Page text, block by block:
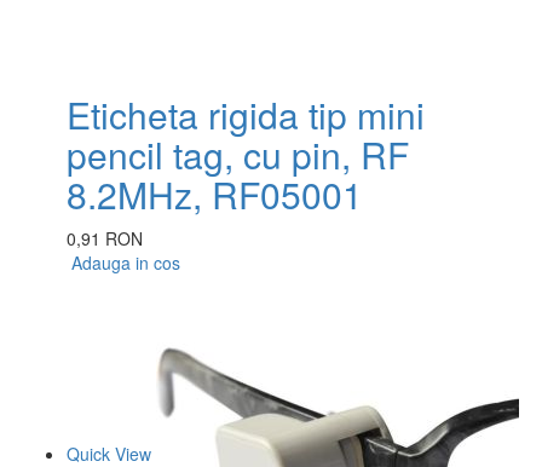
Eticheta rigida tip mini
pencil tag, cu pin, RF
8.2MHz, RF05001
0,91 RON
Adauga in cos
Quick View